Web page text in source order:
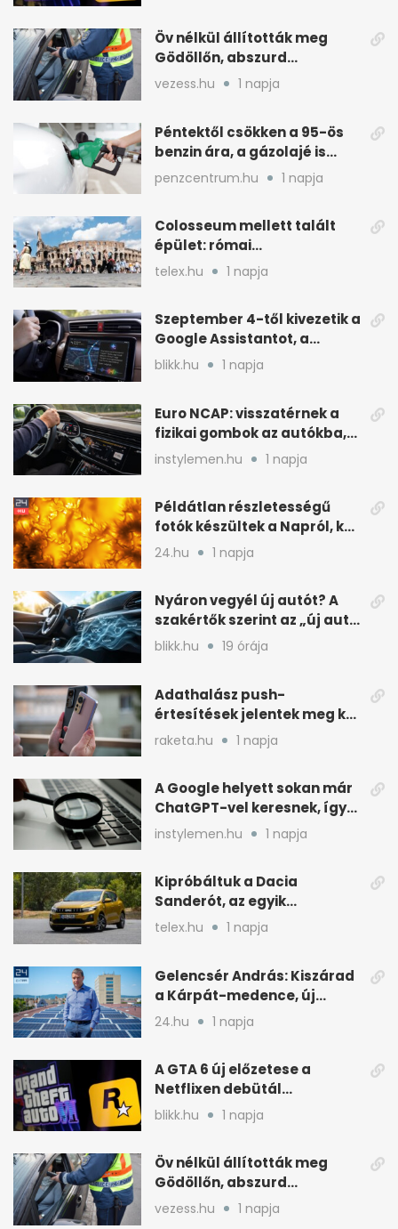
Öv nélkül állították meg
Gödöllőn, abszurd
fordulatok jöttek
vezess.hu 1 napja
Péntektől csökken a 95-ös
benzin ára, a gázolajé is
mérséklődik
penzcentrum.hu 1 napja
Colosseum mellett talált
épület: római
tűzoltólaktanya vagy
patríciusház?
telex.hu 1 napja
Szeptember 4-től kivezetik a
Google Assistantot, a
Gemini váltja mobilon is
blikk.hu 1 napja
Euro NCAP: visszatérnek a
fizikai gombok az autókba,
kevesebb nyomkodással
instylemen.hu 1 napja
Példátlan részletességű
fotók készültek a Napról, két
rejtély is tisztulhat
24.hu 1 napja
Nyáron vegyél új autót? A
szakértők szerint az „új autó
illat” miatt
blikk.hu 19 órája
Adathalász push-
értesítések jelentek meg két
Xiaomi gyári böngészőjében
raketa.hu 1 napja
A Google helyett sokan már
ChatGPT-vel keresnek, így
változik a rutin
instylemen.hu 1 napja
Kipróbáltuk a Dacia
Sanderót, az egyik
legolcsóbb új autót
Magyarországon
telex.hu 1 napja
Gelencsér András: Kiszárad
a Kárpát-medence, új
áram- és vízdíjat javasol
24.hu 1 napja
A GTA 6 új előzetese a
Netflixen debütál
augusztus 27-én
blikk.hu 1 napja
Öv nélkül állították meg
Gödöllőn, abszurd
fordulatok jöttek
vezess.hu 1 napja